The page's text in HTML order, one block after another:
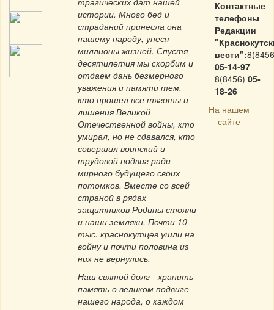
истории. Много бед и
страданий принесла она
нашему народу, унеся
миллионы жизней. Спустя
десятилетия мы скорбим и
отдаем дань безмерного
уважения и памяти тем,
кто прошел все тяготы и
лишения Великой
Отечественной войны, кто
умирал, но не сдавался, кто
совершил воинский и
трудовой подвиг ради
мирного будущего своих
потомков. Вместе со всей
страной в рядах
защитников Родины стояли
и наши земляки. Почти 10
тыс. краснокутцев ушли на
войну и почти половина из
них не вернулись.
Наш святой долг - хранить
память о великом подвиге
нашего народа, о каждом
Контактные
телефоны
Редакции
вести":
05-14-97
8(8456) 05-
18-26
На нашем
сайте